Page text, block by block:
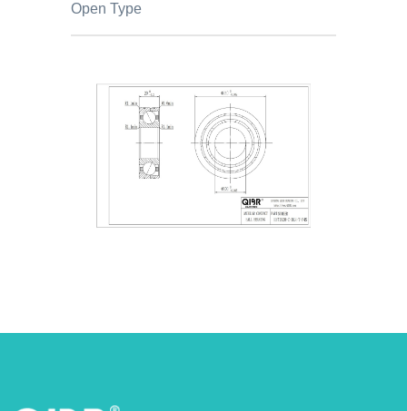
Open Type